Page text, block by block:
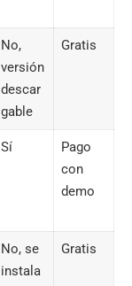
No,
versión
descar
gable
Gratis
Sí
Pago
con
demo
No, se
instala
Gratis